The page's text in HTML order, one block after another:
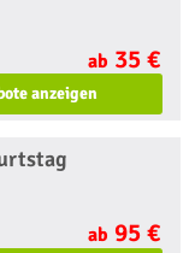
ab 35 €
anzeigen
ab 95 €